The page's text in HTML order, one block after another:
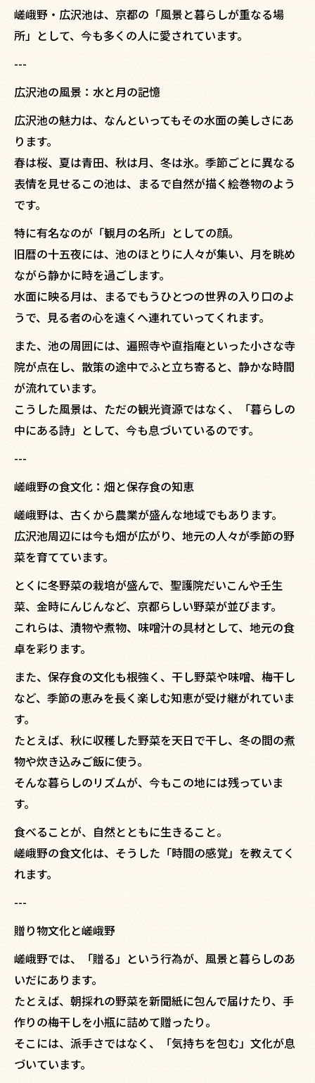
嵯峨野・広沢池は、京都の「風景と暮らしが重なる場
所」として、今も多くの人に愛されています。
---
広沢池の風景：水と月の記憶
広沢池の魅力は、なんといってもその水面の美しさにあ
ります。
春は桜、夏は青田、秋は月、冬は氷。季節ごとに異なる
表情を見せるこの池は、まるで自然が描く絵巻物のよう
です。
特に有名なのが「観月の名所」としての顔。
旧暦の十五夜には、池のほとりに人々が集い、月を眺め
ながら静かに時を過ごします。
水面に映る月は、まるでもうひとつの世界の入り口のよ
うで、見る者の心を遠くへ連れていってくれます。
また、池の周囲には、遍照寺や直指庵といった小さな寺
院が点在し、散策の途中でふと立ち寄ると、静かな時間
が流れています。
こうした風景は、ただの観光資源ではなく、「暮らしの
中にある詩」として、今も息づいているのです。
---
嵯峨野の食文化：畑と保存食の知恵
嵯峨野は、古くから農業が盛んな地域でもあります。
広沢池周辺には今も畑が広がり、地元の人々が季節の野
菜を育てています。
とくに冬野菜の栽培が盛んで、聖護院だいこんや壬生
菜、金時にんじんなど、京都らしい野菜が並びます。
これらは、漬物や煮物、味噌汁の具材として、地元の食
卓を彩ります。
また、保存食の文化も根強く、干し野菜や味噌、梅干し
など、季節の恵みを長く楽しむ知恵が受け継がれていま
す。
たとえば、秋に収穫した野菜を天日で干し、冬の間の煮
物や炊き込みご飯に使う。
そんな暮らしのリズムが、今もこの地には残っていま
す。
食べることが、自然とともに生きること。
嵯峨野の食文化は、そうした「時間の感覚」を教えてく
れます。
---
贈り物文化と嵯峨野
嵯峨野では、「贈る」という行為が、風景と暮らしのあ
いだにあります。
たとえば、朝採れの野菜を新聞紙に包んで届けたり、手
作りの梅干しを小瓶に詰めて贈ったり。
そこには、派手さではなく、「気持ちを包む」文化が息
づいています。